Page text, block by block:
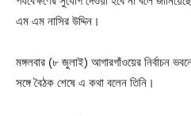
এম এম নাসির উদ্দিন।
মঙ্গলবার (৮ জুলাই) আগারগাঁওয়ের নির্বাচন
সঙ্গে বৈঠক শেষে এ কথা বলেন তিনি।